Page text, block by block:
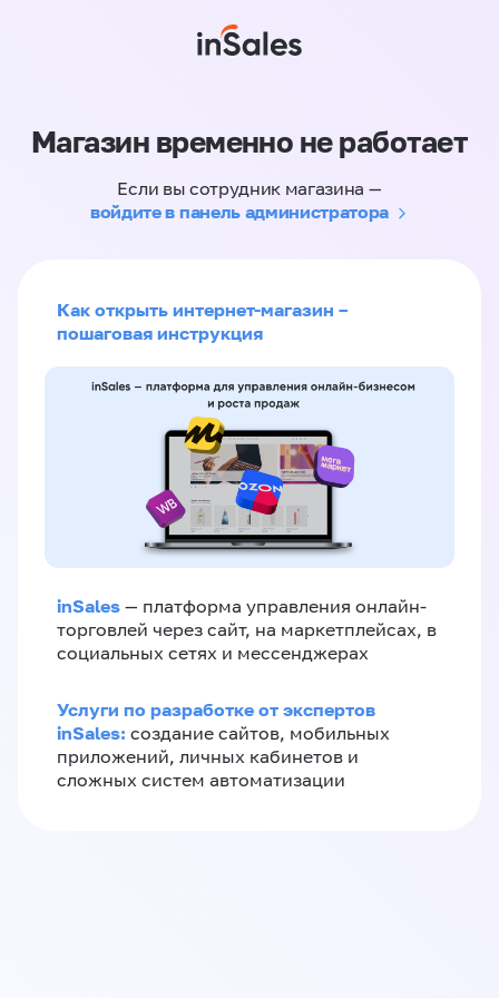
Магазин временно не работает
Если вы сотрудник магазина —
войдите в панель администратора
Как открыть интернет-магазин –
пошаговая инструкция
inSales — платформа управления онлайн-
торговлей через сайт, на маркетплейсах, в
социальных сетях и мессенджерах
Услуги по разработке от экспертов
inSales: создание сайтов, мобильных
приложений, личных кабинетов и
сложных систем автоматизации